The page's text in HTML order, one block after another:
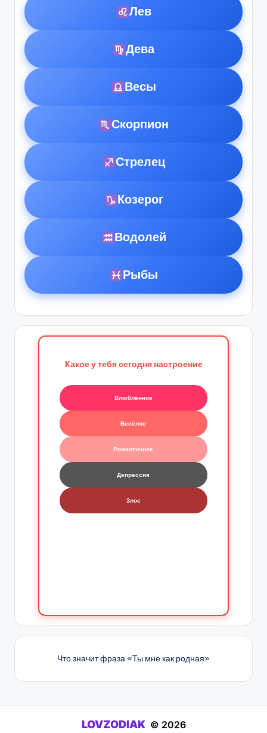
Лев
Дева
Весы
Скорпион
Стрелец
Козерог
Водолей
Рыбы
Какое у тебя сегодня настроение
Влюблённое
Весёлое
Романтичное
Депрессия
Злое
Что значит фраза «Ты мне как родная»
LOVZODIAK © 2026